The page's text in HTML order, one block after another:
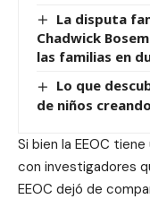
La disputa
Chadwick
las familias en
Lo que
de niños
Si bien la EEOC
con investigadores
EEOC dejó de